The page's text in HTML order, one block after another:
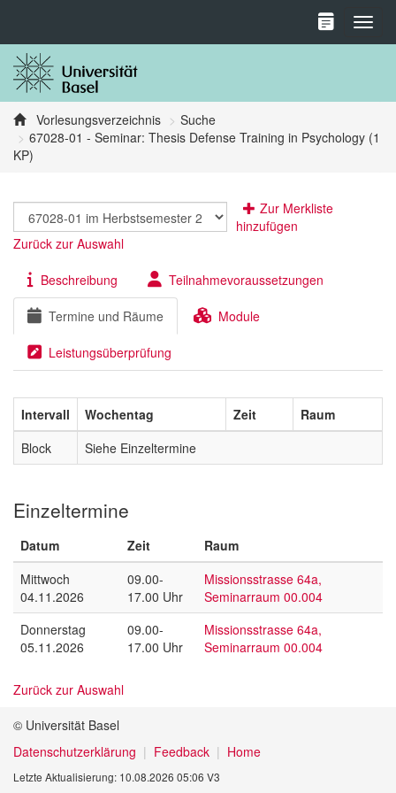
Vorlesungsverzeichnis
Suche
67028-01 - Seminar: Thesis Defense Training in Psychology (1
KP)
Zur Merkliste
hinzufügen
Zurück zur Auswahl
Beschreibung Teilnahmevoraussetzungen
Termine und Räume Module
Leistungsüberprüfung
Intervall Wochentag Zeit
Raum
Block
Siehe Einzeltermine
Einzeltermine
Datum Zeit
Raum
Mittwoch
04.11.2026
09.00-
17.00 Uhr
Missionsstrasse 64a,
Seminarraum 00.004
Donnerstag
05.11.2026
09.00-
17.00 Uhr
Missionsstrasse 64a,
Seminarraum 00.004
Zurück zur Auswahl
© Universität Basel
Datenschutzerklärung
Feedback Home
Letzte Aktualisierung: 10.08.2026 05:06 V3